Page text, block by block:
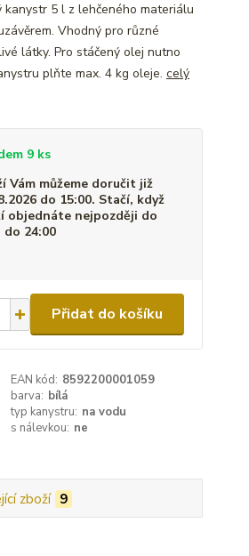
5 l z lehčeného materiálu
Vhodný pro různé
látky. Pro stáčený olej nutno
plňte max. 4 kg oleje. celý
9 ks
Vám můžeme doručit již
do 15:00. Stačí, když
objednáte nejpozději do
24:00
Přidat do košíku
EAN kód: 8592200001059
barva: bílá
typ kanystru: na vodu
s nálevkou: ne
zboží 9